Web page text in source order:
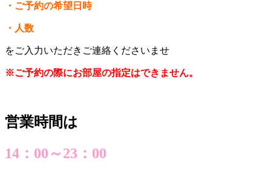
・ご予約の希望日時
・人数
をご入力いただきご連絡くださいませ
※ご予約の際にお部屋の指定はできません。
営業時間は
14：00～23：00